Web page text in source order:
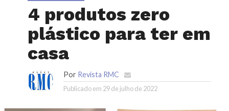
4 produtos zero
plástico para ter em
casa
Por Revista RMC
Publicado em 29 de julho de 2022